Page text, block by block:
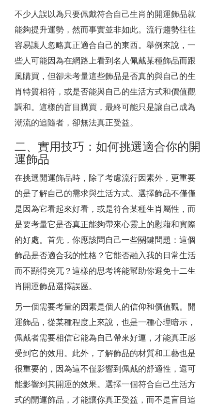
不少人誤以為只要佩戴符合自己生肖的開運飾品就
能夠提升運勢，然而事實並非如此。流行趨勢往往
容易讓人忽略真正適合自己的東西。舉例來說，一
些人可能因為在網路上看到名人佩戴某種飾品而跟
風購買，但卻未考量這些飾品是否真的與自己的生
肖特質相符，或是否能與自己的生活方式和價值觀
調和。這樣的盲目購買，最終可能只是讓自己成為
潮流的追隨者，卻無法真正受益。
二、實用技巧：如何挑選適合你的開
運飾品
在挑選開運飾品時，除了考慮流行因素外，更重要
的是了解自己的需求與生活方式。選擇飾品不僅僅
是因為它看起來好看，或是符合某種生肖屬性，而
是要考量它是否真正能夠帶來心靈上的慰藉和實際
的好處。首先，你應該問自己一些關鍵問題：這個
飾品是否適合我的性格？它能否融入我的日常生活
而不顯得突兀？這樣的思考將能幫助你避免十二生
肖開運飾品選擇誤區。
另一個需要考量的因素是個人的信仰和價值觀。開
運飾品，從某種程度上來說，也是一種心理暗示，
佩戴者需要相信它能為自己帶來好運，才能真正感
受到它的效用。此外，了解飾品的材質和工藝也是
很重要的，因為這不僅影響到佩戴的舒適性，還可
能影響到其開運的效果。選擇一個符合自己生活方
式的開運飾品，才能讓你真正受益，而不是盲目追